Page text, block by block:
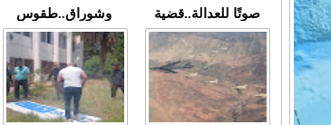
صوتًا للعدالة..قضية
"مولات 88 غرزة"
مثالا(فيديو)
متابعة حميد طولست
في زمن تزداد فيه
حالات العنف ضد
النساء ويغيب فيه أحيانًا
وشوراق..طقوس
صادمة وملتمس
"الوجهاء"؟/ صمت
وزارة الداخلية؟/أين
الوزير التوفيق؟(فيديو)